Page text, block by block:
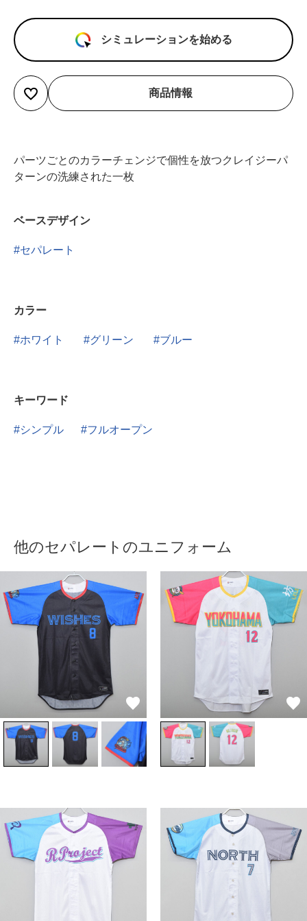
シミュレーションを始める
商品情報
パーツごとのカラーチェンジで個性を放つクレイジーパ
ターンの洗練された一枚
ベースデザイン
セパレート
カラー
ホワイト グリーン ブルー
キーワード
シンプル フルオープン
他のセパレートのユニフォーム